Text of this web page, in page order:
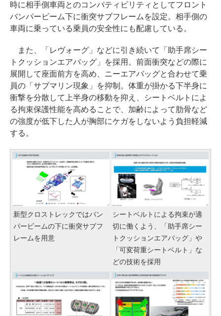
時に相手側車両とのコンパティビリティとしてフロント
バンパービーム下に衝突サブフレームを設定。相手側の
車両に乗っている乗員の安全性にも配慮している。
また、「レヴォーグ」などに引き続いて「助手席シー
トクッションエアバッグ」を採用。前面衝突などの際に
展開して座面前方を高め、ニーエアバッグと合わせて乗
員の「サブマリン現象」を抑制。体重が掛かる下半身に
衝撃を分散して上半身の移動を抑え、シートベルトによ
る拘束保護性能を高めることで、加齢によって肋骨など
の強度が低下した人が胸部にケガをしないよう負担軽減
する。
新型クロストレックではバン
パービームの下に衝突サブフ
レームを用意
シートベルトによる拘束が適
切に働くよう、「助手席シー
トクッションエアバッグ」や
「可変荷重シートベルト」な
どの技術を採用